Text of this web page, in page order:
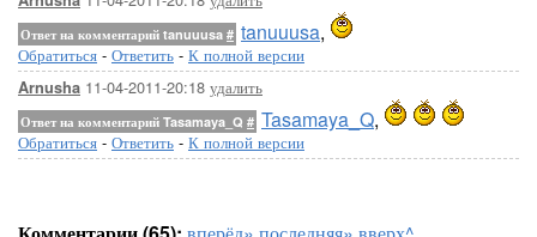
Ответ на комментарий tanuuusa # tanuuusa,
Обратиться - Ответить - К полной версии
Arnusha 11-04-2011-20:18 удалить
Ответ на комментарий Tasamaya_Q # Tasamaya_Q,
Обратиться - Ответить - К полной версии